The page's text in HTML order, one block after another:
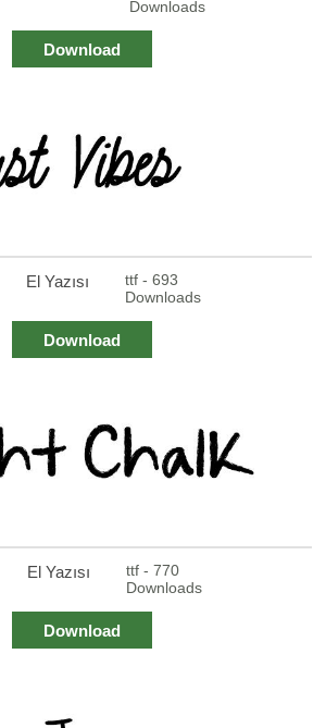
Downloads
Download
El Yazısı
ttf - 693
Downloads
Download
El Yazısı
ttf - 770
Downloads
Download